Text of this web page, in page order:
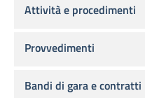
Attività e procedimenti
Provvedimenti
Bandi di gara e contratti